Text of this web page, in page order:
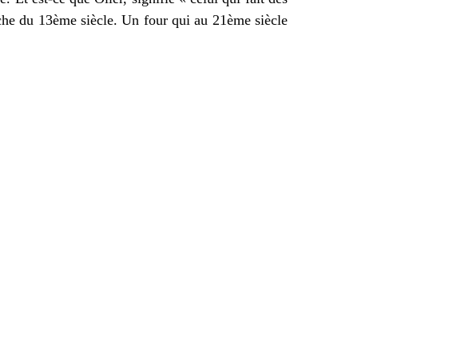
du 13ème siècle. Un four qui au 21ème siècle